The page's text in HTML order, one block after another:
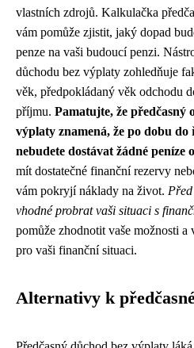
vlastních zdrojů. Kalkulačka
vám pomůže zjistit, jaký dopad
penze na vaši budoucí penzi.
důchodu bez výplaty zohledňuje
věk, předpokládaný věk odchodu
příjmu. Pamatujte, že předčasný
výplaty znamená, že po dobu do
nebudete dostávat žádné peníze
mít dostatečné finanční rezervy
vám pokryjí náklady na život.
vhodné probrat vaši situaci s
pomůže zhodnotit vaše možnosti a
pro vaši finanční situaci.
Alternativy k